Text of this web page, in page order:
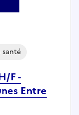
F -
Entre
santé